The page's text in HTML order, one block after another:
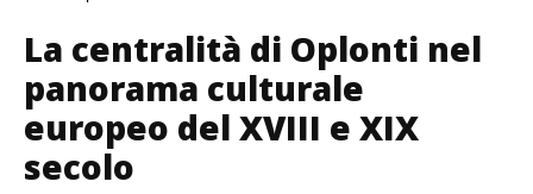
La centralità di Oplonti nel
panorama culturale
europeo del XVIII e XIX
secolo